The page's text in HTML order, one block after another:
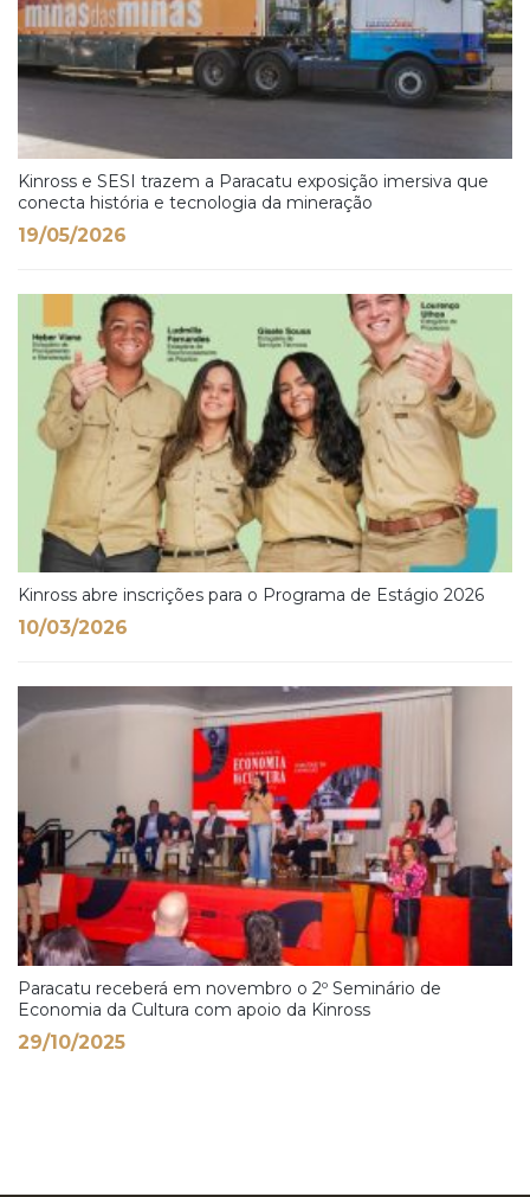
Kinross e SESI trazem a Paracatu exposição imersiva que
conecta história e tecnologia da mineração
19/05/2026
Kinross abre inscrições para o Programa de Estágio 2026
10/03/2026
Paracatu receberá em novembro o 2º Seminário de
Economia da Cultura com apoio da Kinross
29/10/2025